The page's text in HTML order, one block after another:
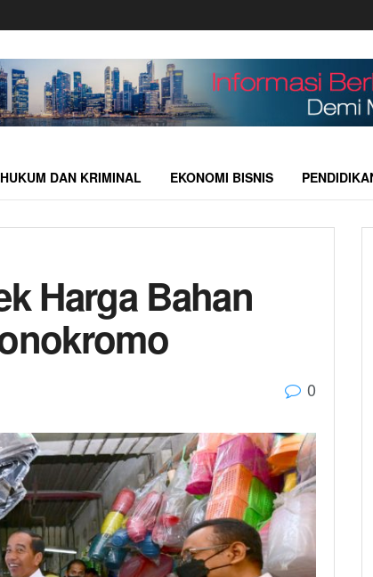
HUKUM DAN KRIMINAL EKONOMI BISNIS
Harga Bahan
0